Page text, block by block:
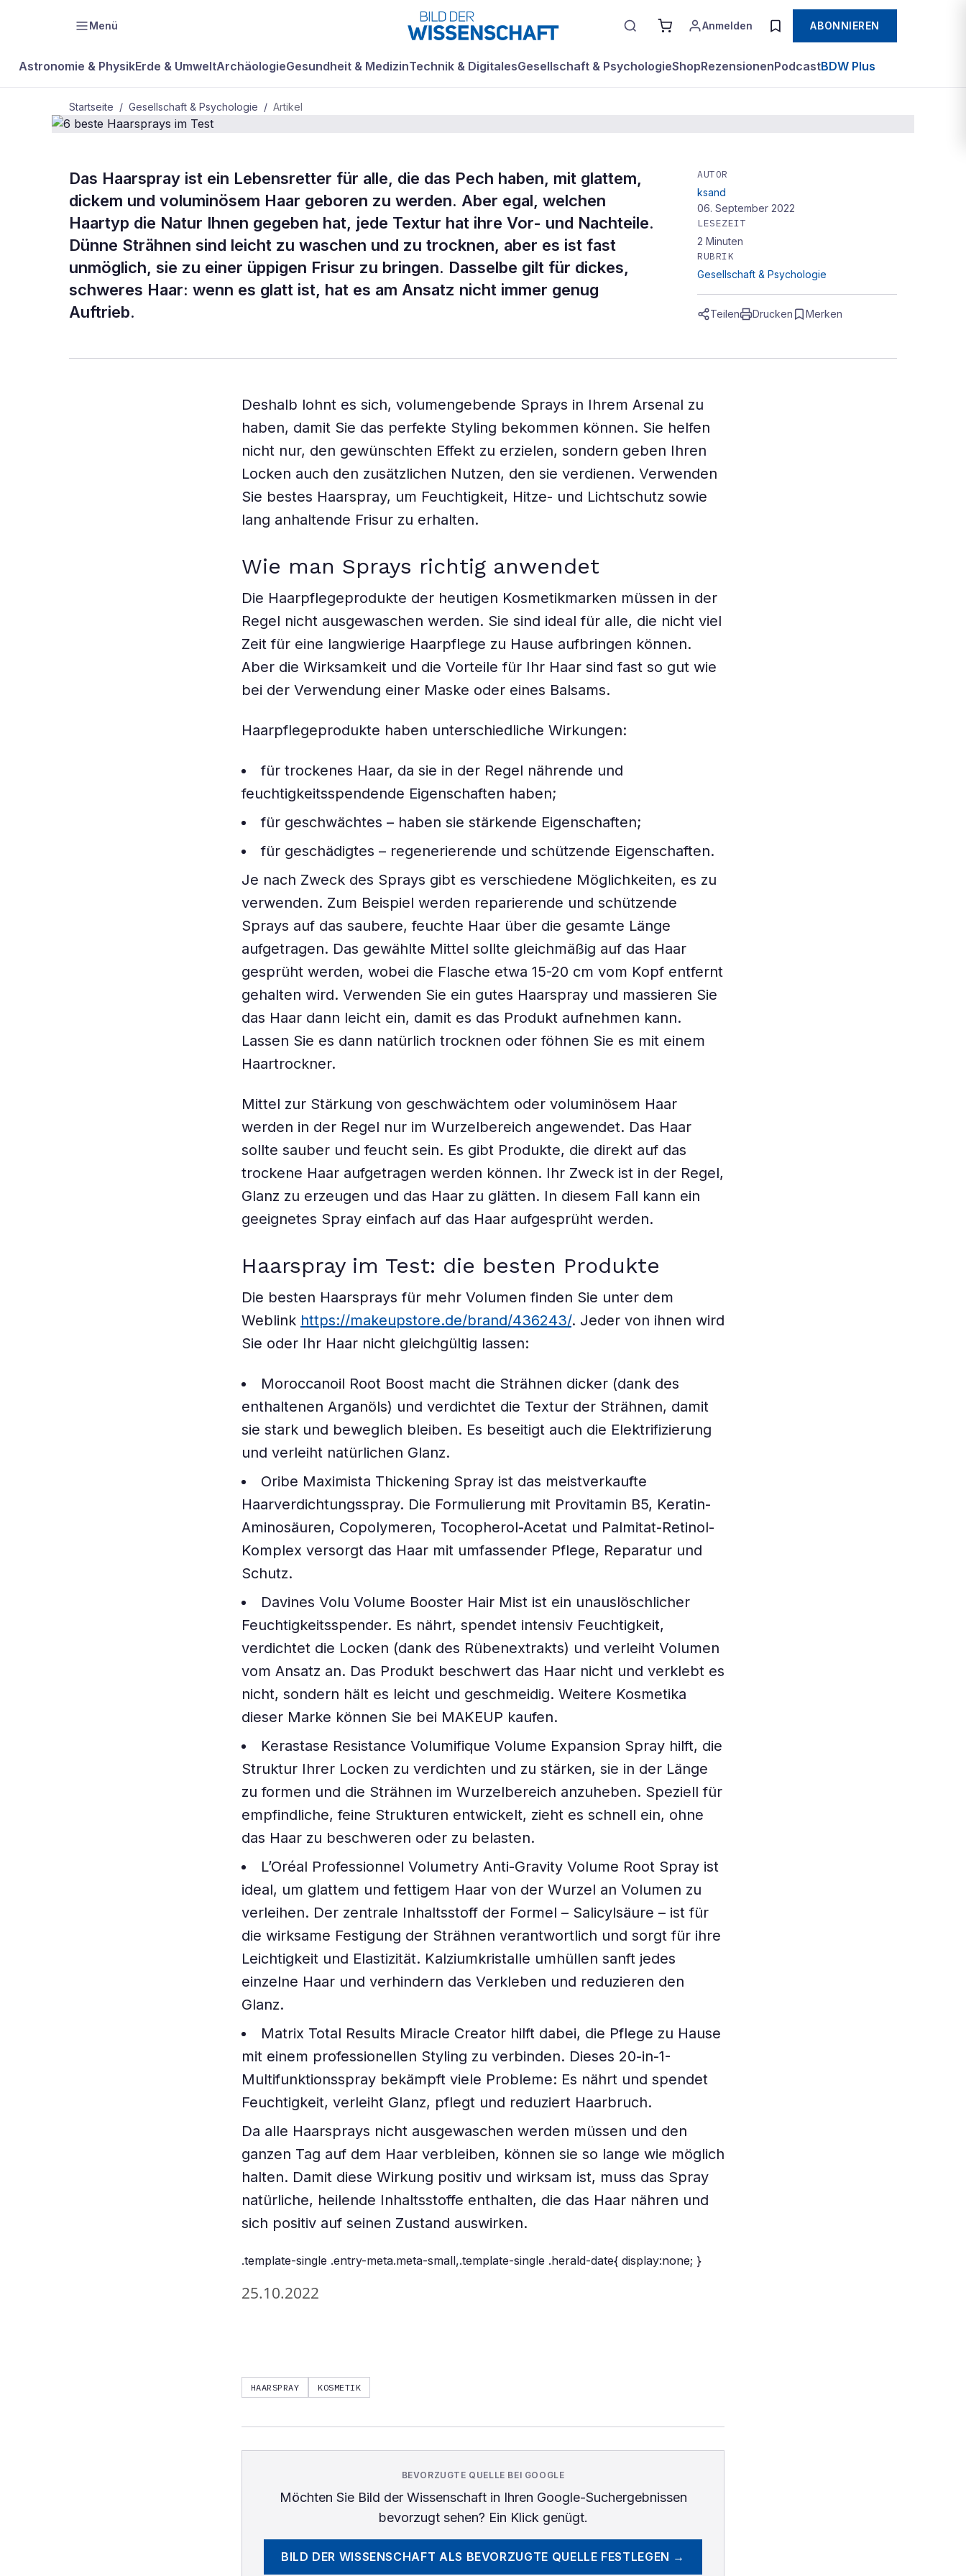
Menü Anmelden ABONNIEREN
Astronomie & PhysikErde & UmweltArchäologieGesundheit & MedizinTechnik & DigitalesGesellschaft & PsychologieShopRezensionenPodcastBDW Plus
Startseite / Gesellschaft & Psychologie / Artikel
GESELLSCHAFT & PSYCHOLOGIE
6 beste Haarsprays
im Test
Das Haarspray ist ein Lebensretter für alle, die das Pech haben, mit glattem,
dickem und voluminösem Haar geboren zu werden. Aber egal, welchen
Haartyp die Natur Ihnen gegeben hat, jede Textur hat ihre Vor- und Nachteile.
Dünne Strähnen sind leicht zu waschen und zu trocknen, aber es ist fast
unmöglich, sie zu einer üppigen Frisur zu bringen. Dasselbe gilt für dickes,
schweres Haar: wenn es glatt ist, hat es am Ansatz nicht immer genug
Auftrieb.
AUTOR
ksand
06. September 2022
LESEZEIT
2 Minuten
RUBRIK
Gesellschaft & Psychologie
Teilen Drucken Merken
Deshalb lohnt es sich, volumengebende Sprays in Ihrem Arsenal zu
haben, damit Sie das perfekte Styling bekommen können. Sie helfen
nicht nur, den gewünschten Effekt zu erzielen, sondern geben Ihren
Locken auch den zusätzlichen Nutzen, den sie verdienen. Verwenden
Sie bestes Haarspray, um Feuchtigkeit, Hitze- und Lichtschutz sowie
lang anhaltende Frisur zu erhalten.
Wie man Sprays richtig anwendet
Die Haarpflegeprodukte der heutigen Kosmetikmarken müssen in der
Regel nicht ausgewaschen werden. Sie sind ideal für alle, die nicht viel
Zeit für eine langwierige Haarpflege zu Hause aufbringen können.
Aber die Wirksamkeit und die Vorteile für Ihr Haar sind fast so gut wie
bei der Verwendung einer Maske oder eines Balsams.
Haarpflegeprodukte haben unterschiedliche Wirkungen:
für trockenes Haar, da sie in der Regel nährende und
feuchtigkeitsspendende Eigenschaften haben;
für geschwächtes – haben sie stärkende Eigenschaften;
für geschädigtes – regenerierende und schützende Eigenschaften.
Je nach Zweck des Sprays gibt es verschiedene Möglichkeiten, es zu
verwenden. Zum Beispiel werden reparierende und schützende
Sprays auf das saubere, feuchte Haar über die gesamte Länge
aufgetragen. Das gewählte Mittel sollte gleichmäßig auf das Haar
gesprüht werden, wobei die Flasche etwa 15-20 cm vom Kopf entfernt
gehalten wird. Verwenden Sie ein gutes Haarspray und massieren Sie
das Haar dann leicht ein, damit es das Produkt aufnehmen kann.
Lassen Sie es dann natürlich trocknen oder föhnen Sie es mit einem
Haartrockner.
Mittel zur Stärkung von geschwächtem oder voluminösem Haar
werden in der Regel nur im Wurzelbereich angewendet. Das Haar
sollte sauber und feucht sein. Es gibt Produkte, die direkt auf das
trockene Haar aufgetragen werden können. Ihr Zweck ist in der Regel,
Glanz zu erzeugen und das Haar zu glätten. In diesem Fall kann ein
geeignetes Spray einfach auf das Haar aufgesprüht werden.
Haarspray im Test: die besten Produkte
Die besten Haarsprays für mehr Volumen finden Sie unter dem
Weblink https://makeupstore.de/brand/436243/. Jeder von ihnen wird
Sie oder Ihr Haar nicht gleichgültig lassen:
Moroccanoil Root Boost macht die Strähnen dicker (dank des
enthaltenen Arganöls) und verdichtet die Textur der Strähnen, damit
sie stark und beweglich bleiben. Es beseitigt auch die Elektrifizierung
und verleiht natürlichen Glanz.
Oribe Maximista Thickening Spray ist das meistverkaufte
Haarverdichtungsspray. Die Formulierung mit Provitamin B5, Keratin-
Aminosäuren, Copolymeren, Tocopherol-Acetat und Palmitat-Retinol-
Komplex versorgt das Haar mit umfassender Pflege, Reparatur und
Schutz.
Davines Volu Volume Booster Hair Mist ist ein unauslöschlicher
Feuchtigkeitsspender. Es nährt, spendet intensiv Feuchtigkeit,
verdichtet die Locken (dank des Rübenextrakts) und verleiht Volumen
vom Ansatz an. Das Produkt beschwert das Haar nicht und verklebt es
nicht, sondern hält es leicht und geschmeidig. Weitere Kosmetika
dieser Marke können Sie bei MAKEUP kaufen.
Kerastase Resistance Volumifique Volume Expansion Spray hilft, die
Struktur Ihrer Locken zu verdichten und zu stärken, sie in der Länge
zu formen und die Strähnen im Wurzelbereich anzuheben. Speziell für
empfindliche, feine Strukturen entwickelt, zieht es schnell ein, ohne
das Haar zu beschweren oder zu belasten.
L’Oréal Professionnel Volumetry Anti-Gravity Volume Root Spray ist
ideal, um glattem und fettigem Haar von der Wurzel an Volumen zu
verleihen. Der zentrale Inhaltsstoff der Formel – Salicylsäure – ist für
die wirksame Festigung der Strähnen verantwortlich und sorgt für ihre
Leichtigkeit und Elastizität. Kalziumkristalle umhüllen sanft jedes
einzelne Haar und verhindern das Verkleben und reduzieren den
Glanz.
Matrix Total Results Miracle Creator hilft dabei, die Pflege zu Hause
mit einem professionellen Styling zu verbinden. Dieses 20-in-1-
Multifunktionsspray bekämpft viele Probleme: Es nährt und spendet
Feuchtigkeit, verleiht Glanz, pflegt und reduziert Haarbruch.
Da alle Haarsprays nicht ausgewaschen werden müssen und den
ganzen Tag auf dem Haar verbleiben, können sie so lange wie möglich
halten. Damit diese Wirkung positiv und wirksam ist, muss das Spray
natürliche, heilende Inhaltsstoffe enthalten, die das Haar nähren und
sich positiv auf seinen Zustand auswirken.
.template-single .entry-meta.meta-small,.template-single .herald-date{ display:none; }
25.10.2022
HAARSPRAY KOSMETIK
BEVORZUGTE QUELLE BEI GOOGLE
Möchten Sie Bild der Wissenschaftin Ihren Google-Suchergebnissen
bevorzugt sehen? Ein Klick genügt.
BILD DER WISSENSCHAFT ALS BEVORZUGTE QUELLE FESTLEGEN →